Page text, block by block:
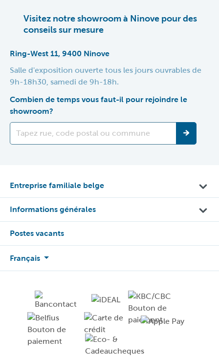
Visitez notre showroom à Ninove pour des
conseils sur mesure
Ring-West 11, 9400 Ninove
Salle d'exposition ouverte tous les jours ouvrables de
9h-18h30, samedi de 9h-18h.
Combien de temps vous faut-il pour rejoindre le
showroom?
Entreprise familiale belge
Informations générales
Postes vacants
Français